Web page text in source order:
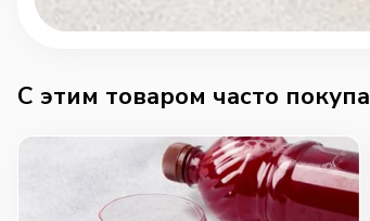
C этим товаром часто